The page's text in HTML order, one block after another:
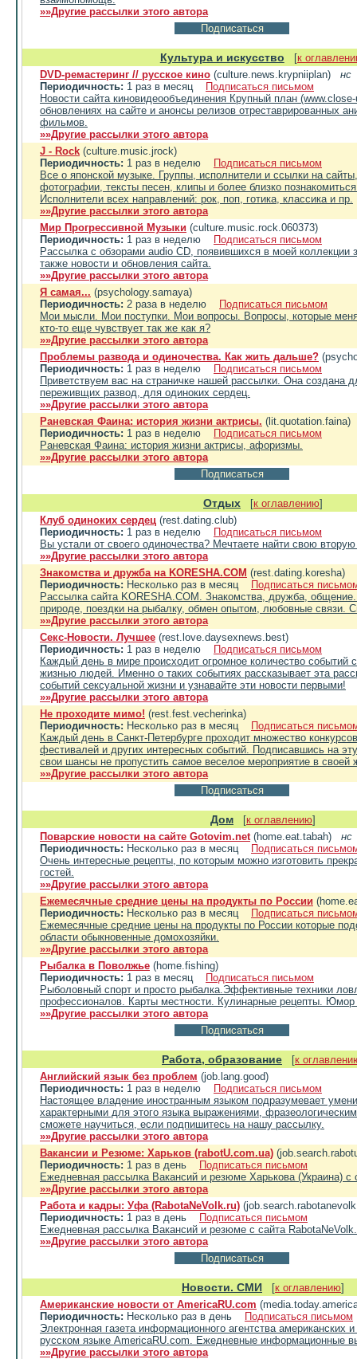
»»Другие рассылки этого автора
Культура и искусство [к
DVD-ремастеринг // русское кино (culture.news.krypniiplan)
нс
Периодичность: 1 раз в месяц
Подписаться письмом
Новости сайта киновидеообъединения Крупный план
обновлениях на сайте и анонсы релизов отреставрированных
фильмов.
»»Другие рассылки этого автора
J - Rock (culture.music.jrock)
Периодичность: 1 раз в неделю
Подписаться письмом
Все о японской музыке. Группы, исполнители и ссылки на
фотографии, тексты песен, клипы и более близко
Исполнители всех направлений: рок, поп, готика, классика и пр.
»»Другие рассылки этого автора
Мир Прогрессивной Музыки (culture.music.rock.060373)
Периодичность: 1 раз в неделю
Подписаться письмом
Рассылка с обзорами audio CD, появившихся в моей
также новости и обновления сайта.
»»Другие рассылки этого автора
Я самая... (psychology.samaya)
Периодичность: 2 раза в неделю
Подписаться письмом
Мои мысли. Мои поступки. Мои вопросы. Вопросы, которые
кто-то еще чувствует так же как я?
»»Другие рассылки этого автора
Проблемы развода и одиночества. Как жить дальше?
Периодичность: 1 раз в неделю
Подписаться письмом
Приветствуем вас на страничке нашей рассылки. Она создана
переживщих развод, для одиноких сердец.
»»Другие рассылки этого автора
Раневская Фаина: история жизни актрисы. (lit.quotation.faina)
Периодичность: 1 раз в неделю
Подписаться письмом
Раневская Фаина: история жизни актрисы, афоризмы.
»»Другие рассылки этого автора
Отдых [к оглавлению]
Клуб одиноких сердец (rest.dating.club)
Периодичность: 1 раз в неделю
Подписаться письмом
Вы устали от своего одиночества? Мечтаете найти свою
»»Другие рассылки этого автора
Знакомства и дружба на KORESHA.COM (rest.dating.koresha)
Периодичность: Несколько раз в месяц
Подписаться
Рассылка сайта KORESHA.COM. Знакомства, дружба,
природе, поездки на рыбалку, обмен опытом, любовные связи.
»»Другие рассылки этого автора
Секс-Новости. Лучшее (rest.love.daysexnews.best)
Периодичность: 1 раз в неделю
Подписаться письмом
Каждый день в мире происходит огромное количество событий
жизнью людей. Именно о таких событиях рассказывает эта
событий сексуальной жизни и узнавайте эти новости первыми!
»»Другие рассылки этого автора
Не проходите мимо! (rest.fest.vecherinka)
Периодичность: Несколько раз в месяц
Подписаться
Каждый день в Санкт-Петербурге проходит множество
фестивалей и других интересных событий. Подписавшись на
свои шансы не пропустить самое веселое мероприятие в своей
»»Другие рассылки этого автора
Дом [к оглавлению]
Поварские новости на сайте Gotovim.net(home.eat.tabah)
нс
Периодичность: Несколько раз в месяц
Подписаться
Очень интересные рецепты, по которым можно изготовить
гостей.
»»Другие рассылки этого автора
Ежемесячные средние цены на продукты по России
Периодичность: Несколько раз в месяц
Подписаться
Ежемесячные средние цены на продукты по России которые
области обыкновенные домохозяйки.
»»Другие рассылки этого автора
Рыбалка в Поволжье (home.fishing)
Периодичность: 1 раз в месяц
Подписаться письмом
Рыболовный спорт и просто рыбалка.Эффективные техники
профессионалов. Карты местности. Кулинарные рецепты.
»»Другие рассылки этого автора
Работа, образование [к
Английский язык без проблем (job.lang.good)
Периодичность: 1 раз в неделю
Подписаться письмом
Настоящее владение иностранным языком подразумевает
характерными для этого языка выражениями,
сможете научиться, если подпишитесь на нашу рассылку.
»»Другие рассылки этого автора
Вакансии и Резюме: Харьков (rabotU.com.ua)
Периодичность: 1 раз в день
Подписаться письмом
Ежедневная рассылка Вакансий и резюме Харькова (Украина) с
»»Другие рассылки этого автора
Работа и кадры: Уфа (RabotaNeVolk.ru)
Периодичность: 1 раз в день
Подписаться письмом
Ежедневная рассылка Вакансий и резюме с сайта
»»Другие рассылки этого автора
Новости. СМИ [к оглавлению]
Американские новости от AmericaRU.com
Периодичность: Несколько раз в день
Подписаться письмом
Электронная газета информационного агентства американских
русском языке AmericaRU.com. Ежедневные информационные
»»Другие рассылки этого автора